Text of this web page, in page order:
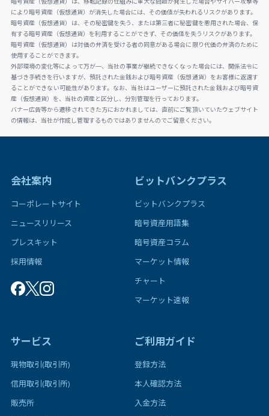
により暗号資産（仮想通貨）が消失した場合には、その価値が失われるリスクがあります。
暗号資産（仮想通貨）は、その秘密鍵を失う、または第三者に秘密鍵を悪用された場合、保
有する暗号資産（仮想通貨）を利用することができず、その価値を失うリスクがあります。
暗号資産（仮想通貨）は対価の弁済を受ける者の同意がある場合に限り代価の弁済のために
使用することができます。
外部環境の変化等によって万が一、当社の事業が継続できなくなった場合には、関係法令に
基づき手続きを行いますが、預託された金銭および暗号資産（仮想通貨）をお客様に返還す
ることができない可能性があります。なお、当社はユーザーに預託された金銭および暗号資
産（仮想通貨）を、当社の資産と区分し、分別管理を行っております。
バナー広告等から遷移されてきた方におかれましては、直前にご覧頂いていたウェブサイト
の情報は、当社が作成し管理するものではありませんのでご留意ください。
会社案内
コーポレートサイト
ニュースリリース
プレスキット
採用情報
ビットバンクプラス
ビットバンクプラス
暗号資産用語集
暗号資産コラム
マーケット情報
チャート
マーケット速報
サービス
現物取引(取引所)
信用取引(取引所)
販売所
ご利用ガイド
登録方法
本人確認方法
入金方法